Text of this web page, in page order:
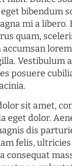
bibendum
mi a
quam,
Vestibulum
posuere
sit amet,
eget dolor.
dis
felis,
consequat